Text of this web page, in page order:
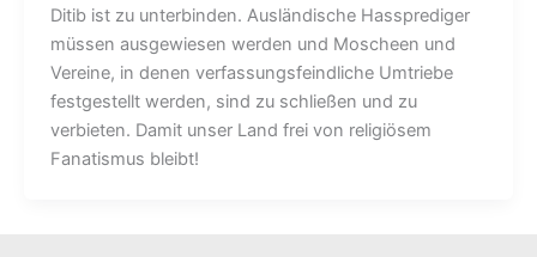
Ditib ist zu unterbinden. Ausländische Hassprediger
müssen ausgewiesen werden und Moscheen und
Vereine, in denen verfassungsfeindliche Umtriebe
festgestellt werden, sind zu schließen und zu
verbieten. Damit unser Land frei von religiösem
Fanatismus bleibt!